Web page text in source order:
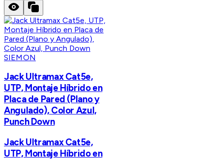
SIEMON
Jack Ultramax Cat5e,
UTP, Montaje Híbrido en
Placa de Pared (Plano y
Angulado), Color Azul,
Punch Down
Jack Ultramax Cat5e,
UTP, Montaje Híbrido en